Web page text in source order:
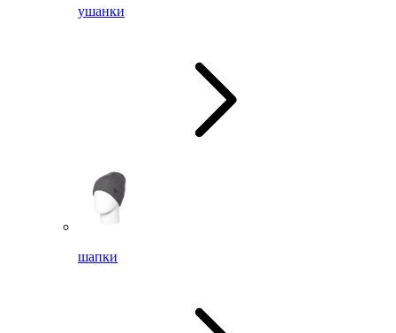
ушанки
шапки